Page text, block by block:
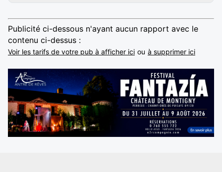
Publicité ci-dessous n'ayant aucun rapport avec le
contenu ci-dessus :
Voir les tarifs de votre pub à afficher ici ou à supprimer ici